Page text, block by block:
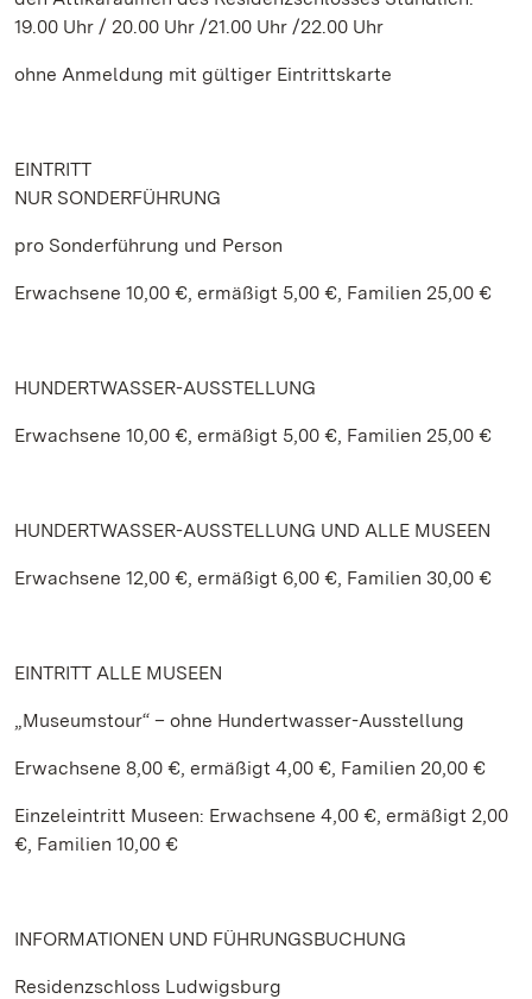
19.00 Uhr / 20.00 Uhr /21.00 Uhr /22.00 Uhr
ohne Anmeldung mit gültiger Eintrittskarte
EINTRITT
NUR SONDERFÜHRUNG
pro Sonderführung und Person
Erwachsene 10,00 €, ermäßigt 5,00 €, Familien 25,00 €
HUNDERTWASSER-AUSSTELLUNG
Erwachsene 10,00 €, ermäßigt 5,00 €, Familien 25,00 €
HUNDERTWASSER-AUSSTELLUNG UND ALLE MUSEEN
Erwachsene 12,00 €, ermäßigt 6,00 €, Familien 30,00 €
EINTRITT ALLE MUSEEN
„Museumstour“ – ohne Hundertwasser-Ausstellung
Erwachsene 8,00 €, ermäßigt 4,00 €, Familien 20,00 €
Einzeleintritt Museen: Erwachsene 4,00 €, ermäßigt 2,00
€, Familien 10,00 €
INFORMATIONEN UND FÜHRUNGSBUCHUNG
Residenzschloss Ludwigsburg